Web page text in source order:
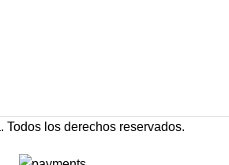
Todos los derechos reservados.